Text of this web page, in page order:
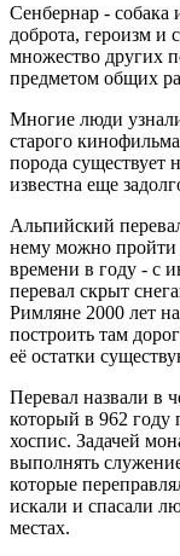
Сенбернар - собака
доброта, героизм и
множество других
предметом общих
Многие люди
старого
порода существует
известна еще
Альпийский
нему можно пройти
времени в году - с
перевал скрыт
Римляне 2000 лет
построить там
её остатки
Перевал назвали в
который в 962 году
хоспис. Задачей
выполнять
которые
искали и спасали
местах.